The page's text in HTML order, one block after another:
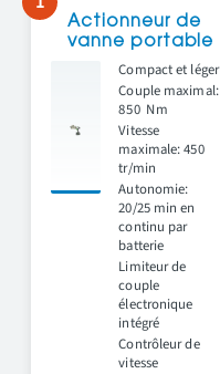
Actionneur de
vanne portable
Compact et léger
Couple maximal:
850 Nm
Vitesse
maximale: 450
tr/min
Autonomie:
20/25 min en
continu par
batterie
Limiteur de
couple
électronique
intégré
Contrôleur de
vitesse